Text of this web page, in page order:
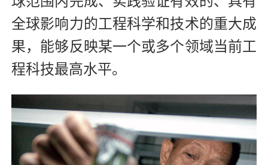
全球影响力的工程科学和技术的重大成
果，能够反映某一个或多个领域当前工
程科技最高水平。